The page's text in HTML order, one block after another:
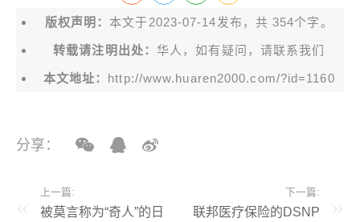
版权声明： 本文于2023-07-14发布，共 354个字。
转载请注明出处： 华人，如有疑问，请联系我们
本文地址： http://www.huaren2000.com/?id=1160
分享：
上一篇:
被莫言称为“奇人”的日
下一篇:
联邦医疗保险的DSNP